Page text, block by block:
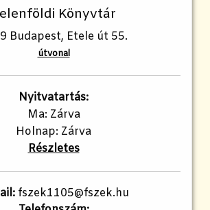
Könyvtár
Budapest, Etele út 55.
útvonal
Nyitvatartás:
Ma: Zárva
Holnap: Zárva
Részletes
fszek1105@fszek.hu